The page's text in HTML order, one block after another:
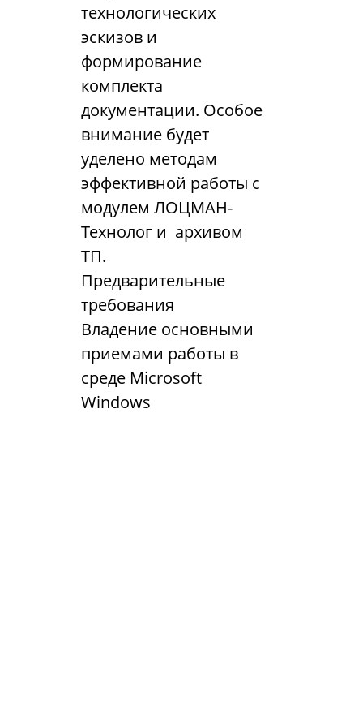
технологических
эскизов и
формирование
комплекта
документации. Особое
внимание будет
уделено методам
эффективной работы с
модулем ЛОЦМАН-
Технолог и архивом
ТП.
Предварительные
требования
Владение основными
приемами работы в
среде Microsoft
Windows